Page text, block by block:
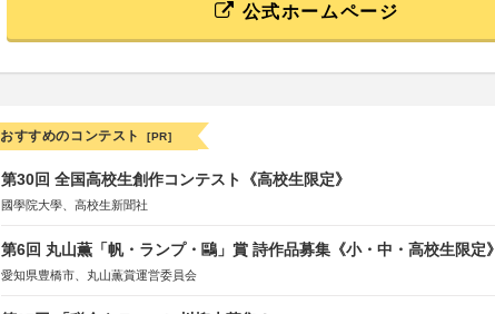
公式ホームページ
おすすめのコンテスト [PR]
第30回 全国高校生創作コンテスト《高校生限定》
國學院大學、高校生新聞社
第6回 丸山薫「帆・ランプ・鷗」賞 詩作品募集《小・中・高校生限定》
愛知県豊橋市、丸山薫賞運営委員会